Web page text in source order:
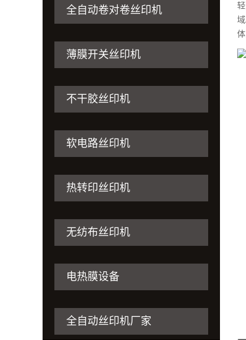
全自动卷对卷丝印机
薄膜开关丝印机
不干胶丝印机
软电路丝印机
热转印丝印机
无纺布丝印机
电热膜设备
全自动丝印机厂家